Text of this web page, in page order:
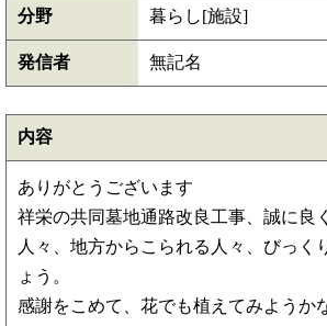
分野 暮らし[施設]
発信者 無記名
内容
ありがとうございます
祥栄の共同墓地通路改良工事、誠に良
人々、地方からこられる人々、びっく
ょう。
感謝をこめて、花でも植えてみようか